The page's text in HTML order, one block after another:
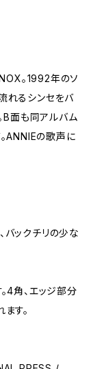
。1992年のソ
れるシンセをバ
B面も同アルバム
ANNIEの歌声に
バックチリの少な
4角、エッジ部分
す。